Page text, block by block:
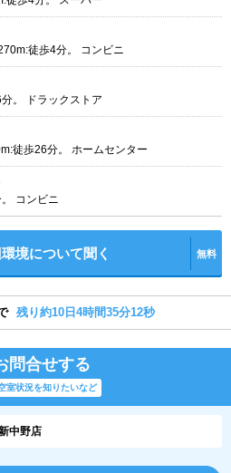
徒歩4分。 コンビニ
。 ドラックストア
徒歩26分。 ホームセンター
コンビニ
境について聞く 無料
残り約10日4時間35分11秒
問合せする
室状況を知りたいなど
中野店